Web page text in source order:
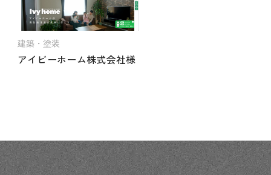
建築・塗装
アイビーホーム株式会社様